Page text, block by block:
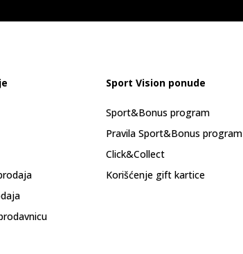
Sport Vision ponude
Sport&Bonus program
Pravila Sport&Bonus program
Click&Collect
Korišćenje gift kartice